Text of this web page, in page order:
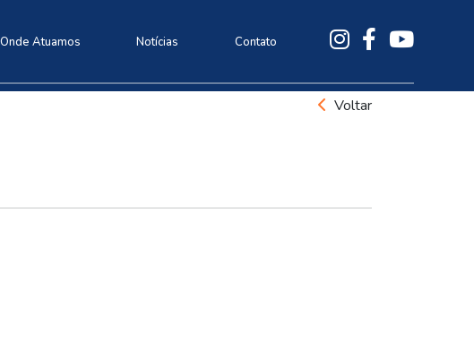
Onde Atuamos Notícias Contato
Voltar